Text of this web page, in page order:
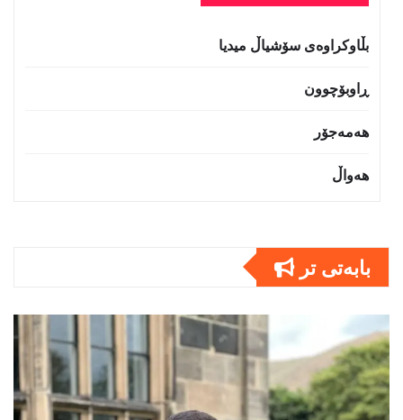
بڵاوکراوەی سۆشیاڵ میدیا
ڕاوبۆچوون
هەمەجۆر
هەواڵ
بابەتى تر